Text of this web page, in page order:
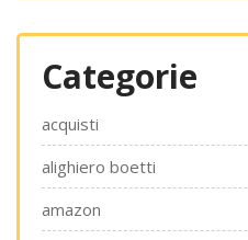
Categorie
acquisti
alighiero boetti
amazon